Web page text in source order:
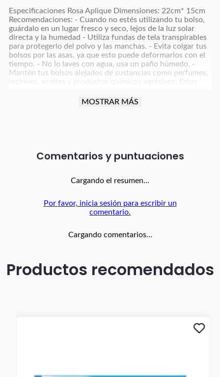
Especificaciones Rosa Aplique Dimensiones: 22cm* 15cm
Recomendaciones: - Cuando no estés utilizando tu bolso,
guárdalo en un lugar fresco y seco, lejos de la luz solar
directa y la humedad - Utiliza fundas de tela transpirables
para protegerlo del polvo y las manchas. - Evita colgar tus
bolsos por las asas, ya que esto puede deformarlos con el
tiempo. - No lo laves con agua, usa un paño húmedo. -
Mantén tus bolsos alejados de sustancias como perfumes,
lociones, aceites y productos químicos agresivos. Estas
o manchas permanentes. Siempre coloca tus cosméticos y
por ser un accesorio de lujo que necesitan un cuidado
especial, cuida las Cargaderas de tus bolsos y no le pongas
MOSTRAR MÁS
Comentarios
Cargando el resumen…
Por favor, inicia sesión para escribir un
comentario.
Cargando comentarios…
Productos recomendados